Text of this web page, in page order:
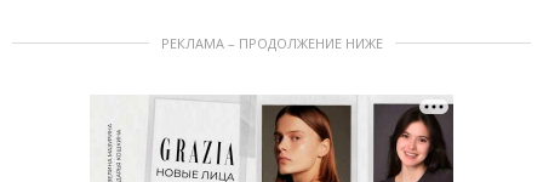
РЕКЛАМА – ПРОДОЛЖЕНИЕ НИЖЕ